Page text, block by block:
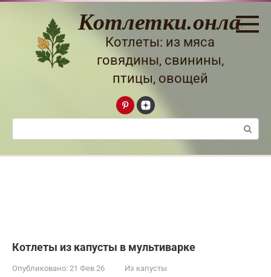
Перейти
Котлетки.онлайн
Котлеты: из мяса
говядины, свинины,
птицы, овощей
Поиск:
Котлеты из капусты в мультиварке
Опубликовано: 21 Фев 26 Из капусты